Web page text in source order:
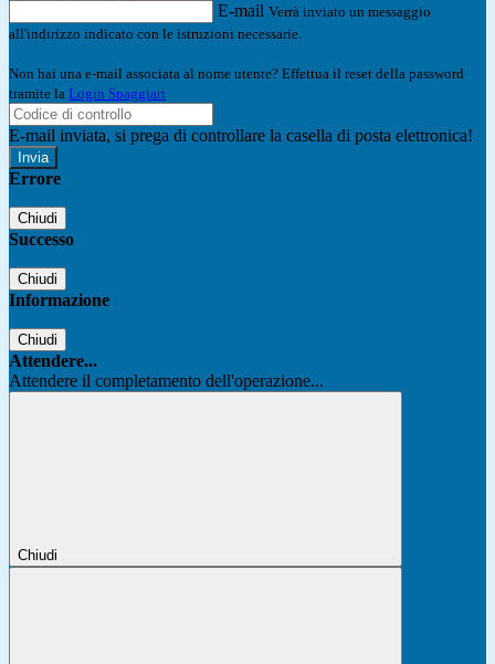
E-mail Verrà inviato un messaggio
all'indirizzo indicato con le istruzioni necessarie.
Non hai una e-mail associata al nome utente? Effettua il reset della password
tramite la Login Spaggiari
E-mail inviata, si prega di controllare la casella di posta elettronica!
Errore
Chiudi
Successo
Chiudi
Informazione
Chiudi
Attendere...
Attendere il completamento dell'operazione...
Chiudi